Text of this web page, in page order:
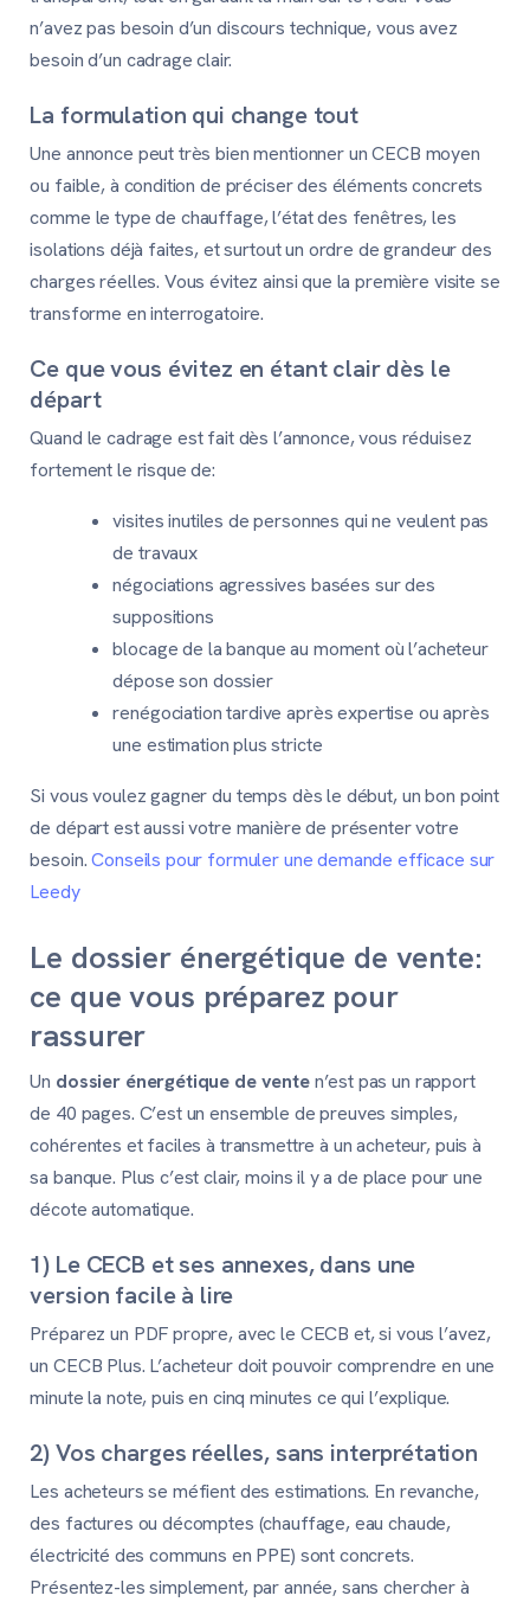
n’avez pas besoin d’un discours technique, vous avez
besoin d’un cadrage clair.
La formulation qui change tout
Une annonce peut très bien mentionner un CECB moyen
ou faible, à condition de préciser des éléments concrets
comme le type de chauffage, l’état des fenêtres, les
isolations déjà faites, et surtout un ordre de grandeur des
charges réelles. Vous évitez ainsi que la première visite se
transforme en interrogatoire.
Ce que vous évitez en étant clair dès le
départ
Quand le cadrage est fait dès l’annonce, vous réduisez
fortement le risque de:
visites inutiles de personnes qui ne veulent pas
de travaux
négociations agressives basées sur des
suppositions
blocage de la banque au moment où l’acheteur
dépose son dossier
renégociation tardive après expertise ou après
une estimation plus stricte
Si vous voulez gagner du temps dès le début, un bon point
de départ est aussi votre manière de présenter votre
besoin.Conseils pour formuler une demande efficace sur
Leedy
Le dossier énergétique de vente:
ce que vous préparez pour
rassurer
Un dossier énergétique de venten’est pas un rapport
de 40 pages. C’est un ensemble de preuves simples,
cohérentes et faciles à transmettre à un acheteur, puis à
sa banque. Plus c’est clair, moins il y a de place pour une
décote automatique.
1) Le CECB et ses annexes, dans une
version facile à lire
Préparez un PDF propre, avec le CECB et, si vous l’avez,
un CECB Plus. L’acheteur doit pouvoir comprendre en une
minute la note, puis en cinq minutes ce qui l’explique.
2) Vos charges réelles, sans interprétation
Les acheteurs se méfient des estimations. En revanche,
des factures ou décomptes (chauffage, eau chaude,
électricité des communs en PPE) sont concrets.
Présentez-les simplement, par année, sans chercher à